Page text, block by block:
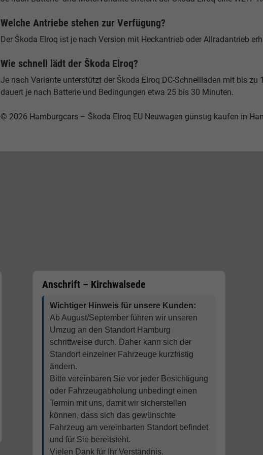
Welche Antriebe stehen zur Verfügung?
Der Škoda Elroq ist je nach Version mit Heckantrieb oder Allradantrieb
Wie schnell lädt der Škoda Elroq?
Je nach Variante unterstützt der Škoda Elroq DC-Schnellladen mit bis
dauert je nach Batterie und Bedingungen etwa 25 bis 30 Minuten.
© 2026 Hamburgcars – Škoda Elroq EU Neuwagen günstig kaufen in
Anschrift – Kirchwalsede
Wichtiger Hinweis für unsere Kunden:
Ab August/September führen wir unseren
Umzug an den Standort Hamburg
schrittweise durch. Daher kann sich der
Standort einzelner Fahrzeuge kurzfristig
ändern.
Bitte vereinbaren Sie vor jeder Besichtigung
oder Fahrzeugabholung unbedingt einen
Termin mit uns, damit wir sicherstellen
können, dass sich das gewünschte
Fahrzeug am vereinbarten Standort befindet
und für Sie bereitsteht.
Vielen Dank für Ihr Verständnis.